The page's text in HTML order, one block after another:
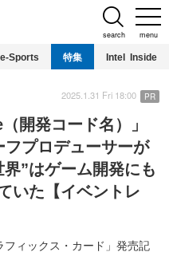
menu
search
e-Sports 特集 Intel Inside
開発コード名）」
フプロデューサーが
”はゲーム開発にも
いた【イベントレ
ィックス・カード」発売記
2025.1.31 Fri 18:00 PR